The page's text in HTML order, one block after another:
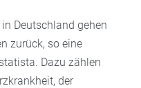
Deutschland gehen
zurück, so eine
Dazu zählen
der